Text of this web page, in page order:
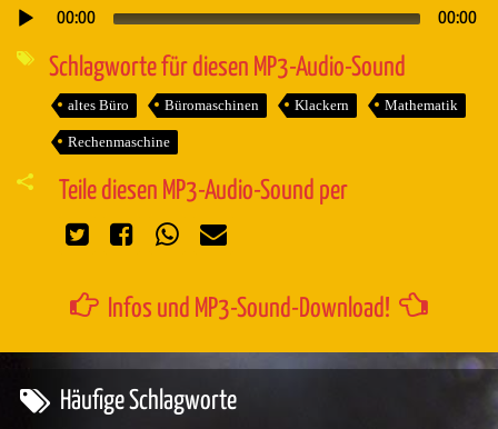
Audio-
00:00 00:00
Schlagworte für diesen MP3-Audio-Sound
altes Büro Büromaschinen Klackern Mathematik
Rechenmaschine
Teile diesen MP3-Audio-Sound per
Infos und MP3-Sound-Download!
Häufige Schlagworte